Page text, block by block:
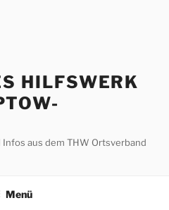
HILFSWERK
aus dem THW Ortsverband
Menü